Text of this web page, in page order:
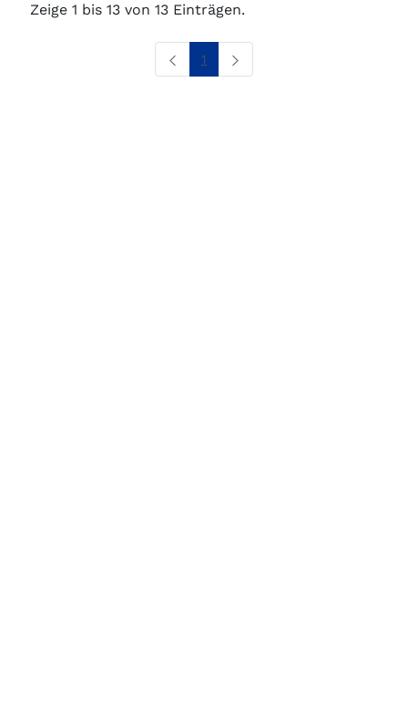
Zeige 1 bis 13 von 13 Einträgen.
Seite
1